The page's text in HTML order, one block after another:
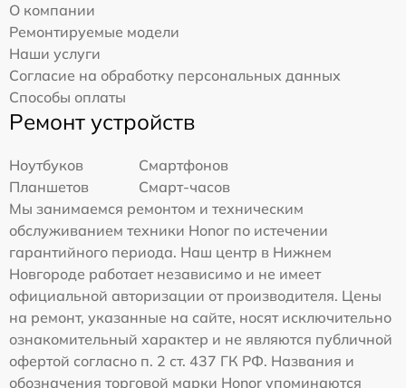
О компании
Ремонтируемые модели
Наши услуги
Согласие на обработку персональных данных
Способы оплаты
Ремонт устройств
Ноутбуков
Смартфонов
Планшетов
Смарт-часов
Мы занимаемся ремонтом и техническим
обслуживанием техники Honor по истечении
гарантийного периода. Наш центр в Нижнем
Новгороде работает независимо и не имеет
официальной авторизации от производителя. Цены
на ремонт, указанные на сайте, носят исключительно
ознакомительный характер и не являются публичной
офертой согласно п. 2 ст. 437 ГК РФ. Названия и
обозначения торговой марки Honor упоминаются